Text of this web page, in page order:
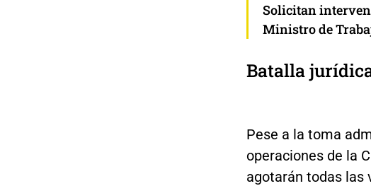
Solicitan
Ministro de
Batalla
Pese a la toma
operaciones de la
agotarán todas las